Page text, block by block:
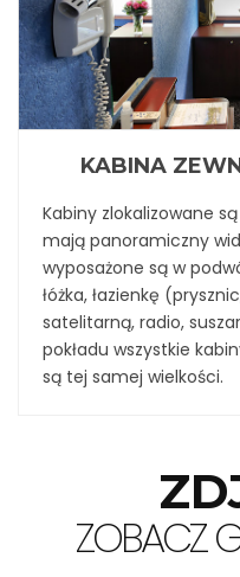
KABINA
Kabiny zlokalizowane
mają panoramiczny
wyposażone są w
łóżka, łazienkę
satelitarną, radio,
pokładu wszystkie
są tej samej wielkości.
ZOBACZ